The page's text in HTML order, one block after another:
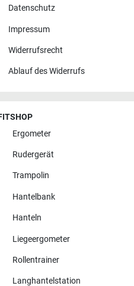
Datenschutz
Impressum
Widerrufsrecht
Ablauf des Widerrufs
Ergometer
Rudergerät
Trampolin
Hantelbank
Hanteln
Liegeergometer
Rollentrainer
Langhantelstation